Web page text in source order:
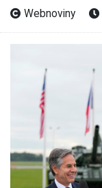
Webnoviny